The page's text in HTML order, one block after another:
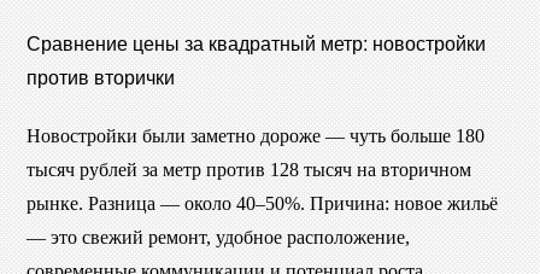
Сравнение цены за квадратный метр: новостройки
против вторички
Новостройки были заметно дороже — чуть больше 180
тысяч рублей за метр против 128 тысяч на вторичном
рынке. Разница — около 40–50%. Причина: новое жильё
— это свежий ремонт, удобное расположение,